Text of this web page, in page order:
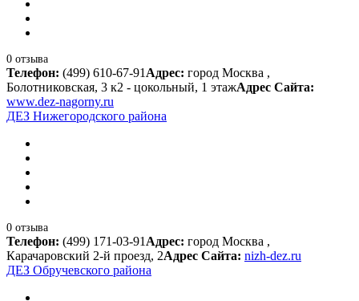
0 отзыва
Телефон: (499) 610-67-91 Адрес: город Москва ,
Болотниковская, 3 к2 - цокольный, 1 этажАдрес Сайта:
www.dez-nagorny.ru
ДЕЗ Нижегородского района
0 отзыва
Телефон: (499) 171-03-91 Адрес: город Москва ,
Карачаровский 2-й проезд, 2Адрес Сайта: nizh-dez.ru
ДЕЗ Обручевского района